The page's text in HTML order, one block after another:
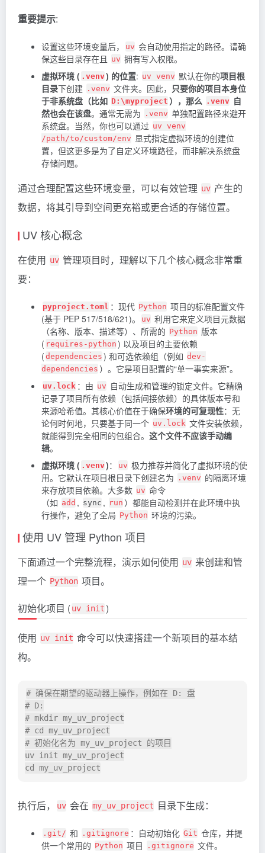
重要提示:
设置这些环境变量后， uv 会自动使用指定的路径。请确
保这些目录存在且 uv 拥有写入权限。
虚拟环境 ( .venv) 的位置: uv venv 默认在你的项目根
目录下创建 .venv 文件夹。因此， 只要你的项目本身位
于非系统盘（比如 D:\myproject ），那么 .venv 自
然也会在该盘。通常无需为 .venv 单独配置路径来避开
系统盘。当然，你也可以通过 uv venv
/path/to/custom/env 显式指定虚拟环境的创建位
置，但这更多是为了自定义环境路径，而非解决系统盘
存储问题。
通过合理配置这些环境变量，可以有效管理 uv 产生的
数据，将其引导到空间更充裕或更合适的存储位置。
UV 核心概念
在使用 uv 管理项目时，理解以下几个核心概念非常重
要：
pyproject.toml ：现代 Python 项目的标准配置文件
(基于 PEP 517/518/621)。
uv 利用它来定义项目元数据
（名称、版本、描述等）、所需的 Python 版本
( requires-python ) 以及项目的主要依赖
( dependencies ) 和可选依赖组（例如 dev-
dependencies ）。它是项目配置的“单一事实来源”。
uv.lock ：由 uv 自动生成和管理的锁定文件。它精确
记录了项目所有依赖（包括间接依赖）的具体版本号和
来源哈希值。其核心价值在于确保环境的可复现性：无
论何时何地，只要基于同一个 uv.lock 文件安装依赖，
就能得到完全相同的包组合。 这个文件不应该手动编
辑。
虚拟环境 ( .venv)： uv 极力推荐并简化了虚拟环境的使
用。它默认在项目根目录下创建名为
.venv 的隔离环境
来存放项目依赖。大多数 uv 命令
（如 add , sync , run ）都能自动检测并在此环境中执
行操作，避免了全局 Python 环境的污染。
使用 UV 管理 Python 项目
下面通过一个完整流程，演示如何使用 uv 来创建和管
理一个 Python 项目。
初始化项目 (uv init)
使用 uv init 命令可以快速搭建一个新项目的基本结
构。
# 确保在期望的驱动器上操作，例如在 D: 盘
# D:
# mkdir my_uv_project
# cd my_uv_project
# 初始化名为 my_uv_project 的项目
uv init my_uv_project
执行后， uv 会在 my_uv_project 目录下生成：
.git/ 和 .gitignore ：自动初始化 Git 仓库，并提
供一个常用的 Python 项目 .gitignore 文件。